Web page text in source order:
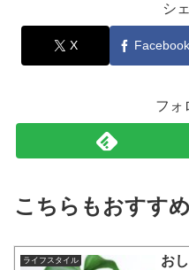
シ
X Facebook
フォ
こちらもおすすめ
ライフスタイル
お